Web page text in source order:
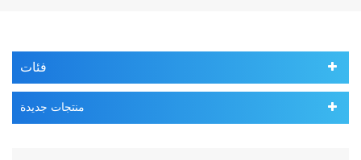
فئات
منتجات جديدة